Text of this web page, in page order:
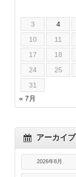
3
4
10
11
17
18
24
25
31
« 7月
アーカイブ
2026年8月